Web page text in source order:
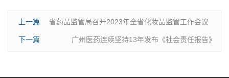
上一篇 省药品监管局召开2023年全省化妆品监管工作会议
广州医药连续坚持13年发布《社会责任报告》
下一篇